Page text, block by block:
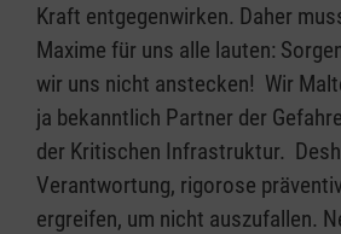
Kraft entgegenwirken. Daher
Maxime für uns alle lauten:
wir uns nicht anstecken! Wir
ja bekanntlich Partner der
der Kritischen Infrastruktur.
Verantwortung, rigorose
ergreifen, um nicht auszufallen.